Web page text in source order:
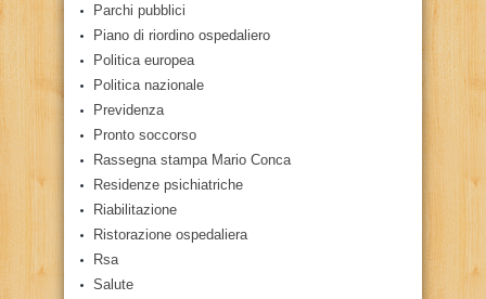
Parchi pubblici
Piano di riordino ospedaliero
Politica europea
Politica nazionale
Previdenza
Pronto soccorso
Rassegna stampa Mario Conca
Residenze psichiatriche
Riabilitazione
Ristorazione ospedaliera
Rsa
Salute